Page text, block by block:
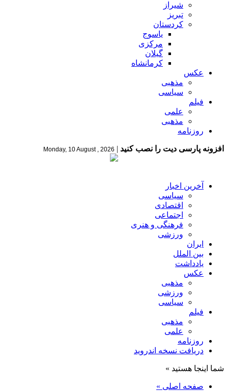
شیراز
تبریز
کردستان
یاسوج
مرکزی
گیلان
کرمانشاه
عکس
مذهبی
سیاسی
فیلم
علمی
مذهبی
روزنامه
افزونه پارسی دیت را نصب کنید |
Monday, 10 August , 2026
آخرین اخبار
سیاسی
اقتصادی
اجتماعی
فرهنگی و هنری
ورزشی
ایران
بین الملل
یادداشت
عکس
مذهبی
ورزشی
سیاسی
فیلم
مذهبی
علمی
روزنامه
دریافت نسخه اندروید
شما اینجا هستید »
صفحه اصلی »